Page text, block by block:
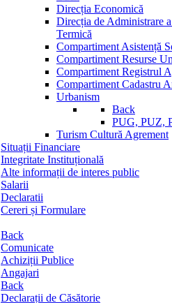
Direcția Economică
Direcția de Administrare
Termică
Compartiment Asistență
Compartiment Resurse
Compartiment Registrul
Compartiment Cadastru
Urbanism
Back
PUG, PUZ,
Turism Cultură Agrement
Situații Financiare
Integritate Instituțională
Alte informații de interes public
Salarii
Declaratii
Cereri și Formulare
Back
Comunicate
Achiziții Publice
Angajari
Back
Declarații de Căsătorie